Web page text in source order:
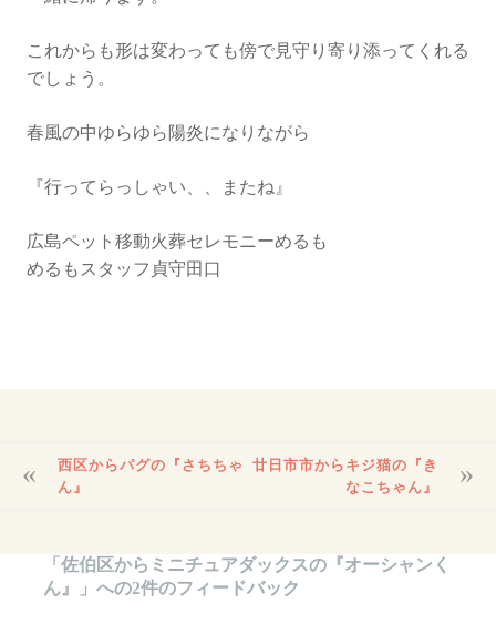
これからも形は変わっても傍で見守り寄り添ってくれる
でしょう。
春風の中ゆらゆら陽炎になりながら
『行ってらっしゃい、、またね』
広島ペット移動火葬セレモニーめるも
めるもスタッフ貞守田口
稿
西区からパグの『さちちゃ
ん』
廿日市市からキジ猫の『き
なこちゃん』
「 佐伯区からミニチュアダックスの『オーシャンく
ん』
」への2件のフィードバック